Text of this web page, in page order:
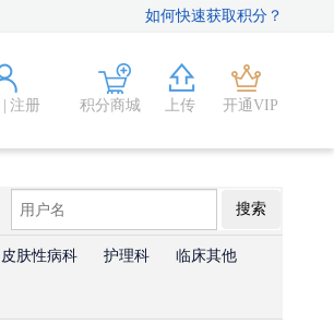
如何快速获取积分？
注册 积分商城 上传 开通VIP
搜索
皮肤性病科 护理科 临床其他